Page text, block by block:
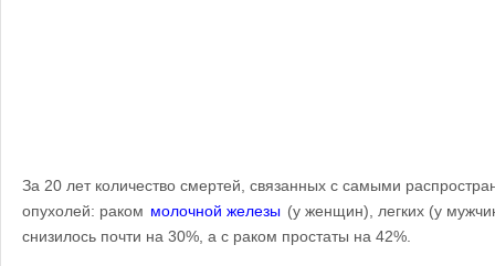
За 20 лет количество смертей, связанных с самыми
опухолей: раком молочной железы (у женщин), легких (у
снизилось почти на 30%, а с раком простаты на 42%.